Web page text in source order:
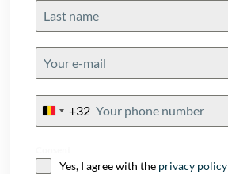
Belgium
+32
Yes, I agree with the privacy policy